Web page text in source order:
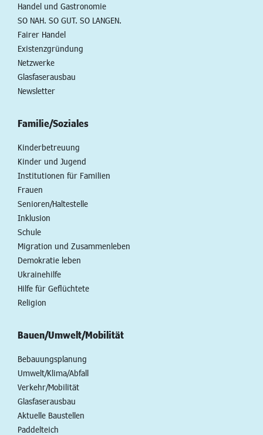
Handel und Gastronomie
SO NAH. SO GUT. SO LANGEN.
Fairer Handel
Existenzgründung
Netzwerke
Glasfaserausbau
Newsletter
Familie/Soziales
Kinderbetreuung
Kinder und Jugend
Institutionen für Familien
Frauen
Senioren/Haltestelle
Inklusion
Schule
Migration und Zusammenleben
Demokratie leben
Ukrainehilfe
Hilfe für Geflüchtete
Religion
Bauen/Umwelt/Mobilität
Bebauungsplanung
Umwelt/Klima/Abfall
Verkehr/Mobilität
Glasfaserausbau
Aktuelle Baustellen
Paddelteich